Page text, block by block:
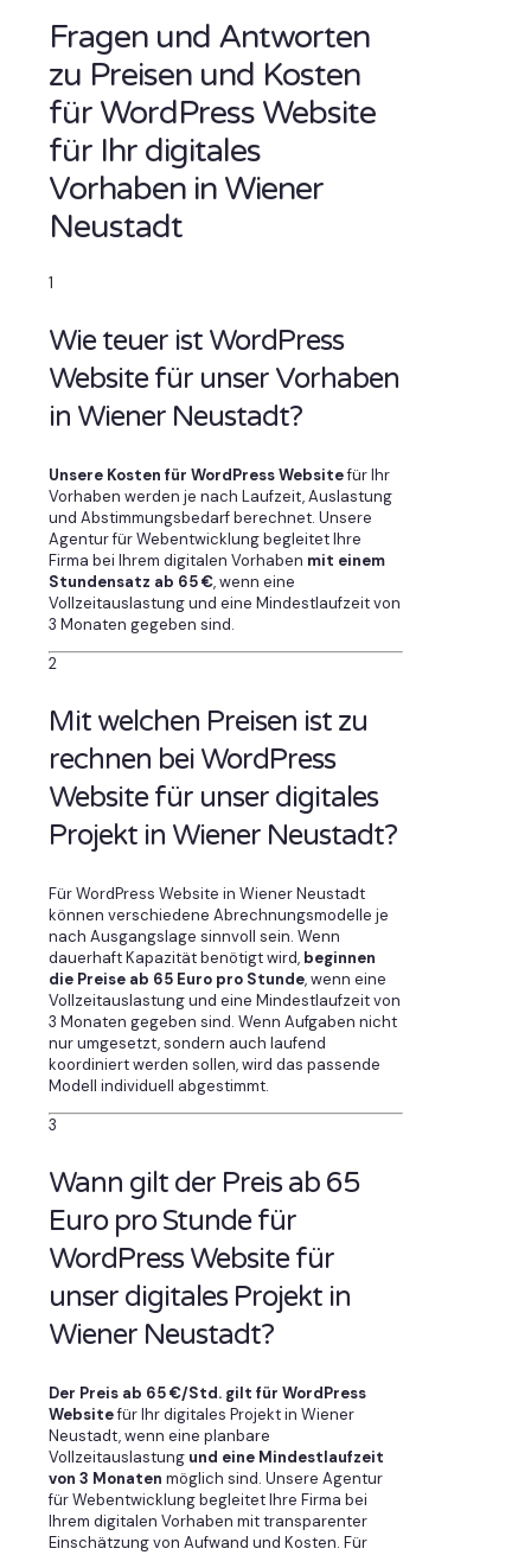
Fragen und Antworten
zu Preisen und Kosten
für WordPress Website
für Ihr digitales
Vorhaben in Wiener
Neustadt
1
Wie teuer ist WordPress
Website für unser Vorhaben
in Wiener Neustadt?
Unsere Kosten für WordPress Websitefür Ihr
Vorhaben werden je nach Laufzeit, Auslastung
und Abstimmungsbedarf berechnet. Unsere
Agentur für Webentwicklung begleitet Ihre
Firma bei Ihrem digitalen Vorhaben mit einem
Stundensatz ab 65 €, wenn eine
Vollzeitauslastung und eine Mindestlaufzeit von
3 Monaten gegeben sind.
2
Mit welchen Preisen ist zu
rechnen bei WordPress
Website für unser digitales
Projekt in Wiener Neustadt?
Für WordPress Website in Wiener Neustadt
können verschiedene Abrechnungsmodelle je
nach Ausgangslage sinnvoll sein. Wenn
dauerhaft Kapazität benötigt wird, beginnen
die Preise ab 65 Euro pro Stunde, wenn eine
Vollzeitauslastung und eine Mindestlaufzeit von
3 Monaten gegeben sind. Wenn Aufgaben nicht
nur umgesetzt, sondern auch laufend
koordiniert werden sollen, wird das passende
Modell individuell abgestimmt.
3
Wann gilt der Preis ab 65
Euro pro Stunde für
WordPress Website für
unser digitales Projekt in
Wiener Neustadt?
Der Preis ab 65 €/Std. gilt für WordPress
Websitefür Ihr digitales Projekt in Wiener
Neustadt, wenn eine planbare
Vollzeitauslastung und eine Mindestlaufzeit
von 3 Monaten möglich sind. Unsere Agentur
für Webentwicklung begleitet Ihre Firma bei
Ihrem digitalen Vorhaben mit transparenter
Einschätzung von Aufwand und Kosten. Für